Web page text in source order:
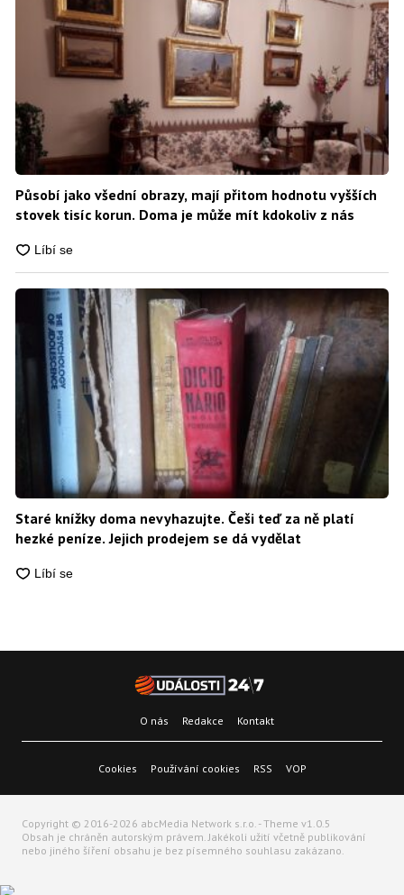
Působí jako všední obrazy, mají přitom hodnotu vyšších
stovek tisíc korun. Doma je může mít kdokoliv z nás
Staré knížky doma nevyhazujte. Češi teď za ně platí
hezké peníze. Jejich prodejem se dá vydělat
O nás Redakce Kontakt
Cookies Používání cookies RSS VOP
Copyright © 2016-2026 abcMedia Network s.r.o. - Theme v1.0.5
Obsah je chráněn autorským právem. Jakékoli užití včetně publikování
nebo jiného šíření obsahu je bez písemného souhlasu zakázano.